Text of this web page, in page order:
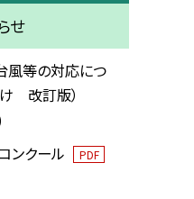
せ
風等の対応につ
改訂版）
ンクール PDF